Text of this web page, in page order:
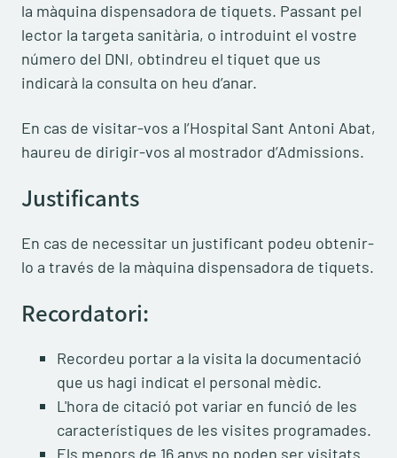
la màquina dispensadora de tiquets. Passant pel
lector la targeta sanitària, o introduint el vostre
número del DNI, obtindreu el tiquet que us
indicarà la consulta on heu d’anar.
En cas de visitar-vos a l’Hospital Sant Antoni Abat,
haureu de dirigir-vos al mostrador d’Admissions.
Justificants
En cas de necessitar un justificant podeu obtenir-
lo a través de la màquina dispensadora de tiquets.
Recordatori:
Recordeu portar a la visita la documentació
que us hagi indicat el personal mèdic.
L'hora de citació pot variar en funció de les
característiques de les visites programades.
Els menors de 16 anys no poden ser visitats